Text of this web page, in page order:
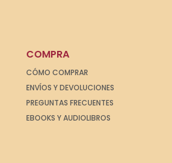
COMPRA
CÓMO COMPRAR
ENVÍOS Y DEVOLUCIONES
PREGUNTAS FRECUENTES
EBOOKS Y AUDIOLIBROS